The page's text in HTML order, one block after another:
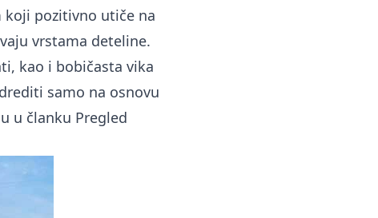
pozitivno utiče na
vrstama deteline.
kao i bobičasta vika
samo na osnovu
u članku Pregled